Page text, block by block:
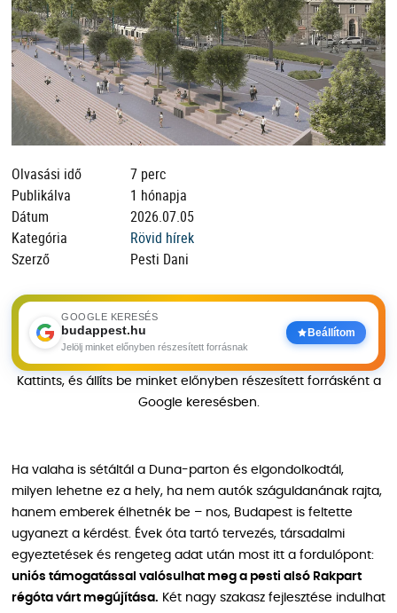
Olvasási idő
7 perc
Publikálva
1 hónapja
Dátum
2026.07.05
Kategória
Rövid hírek
Szerző
Pesti Dani
GOOGLE KERESÉS
budappest.hu
Jelölj minket előnyben részesített forrásnak
Beállítom
Kattints, és állíts be minket előnyben részesített forrásként a
Google keresésben.
Ha valaha is sétáltál a Duna-parton és elgondolkodtál,
milyen lehetne ez a hely, ha nem autók száguldanának rajta,
hanem emberek élhetnék be – nos, Budapest is feltette
ugyanezt a kérdést. Évek óta tartó tervezés, társadalmi
egyeztetések és rengeteg adat után most itt a fordulópont:
uniós támogatással valósulhat meg a pesti alsó Rakpart
régóta várt megújítása. Két nagy szakasz fejlesztése indulhat